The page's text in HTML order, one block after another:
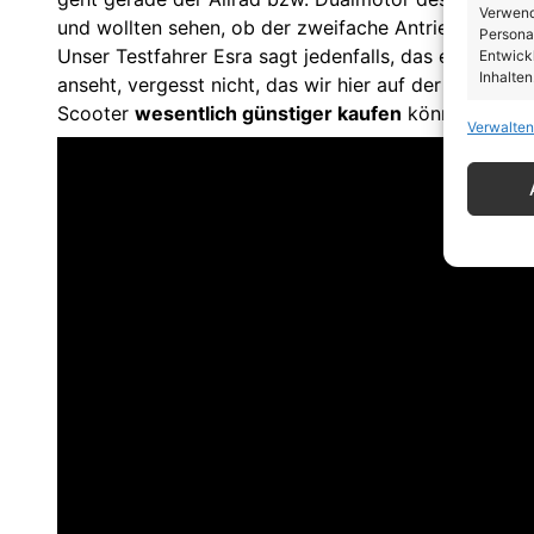
und wollten sehen, ob der zweifache Antrieb im
Unser Testfahrer Esra sagt jedenfalls, das es ein
anseht, vergesst nicht, das wir hier auf der Seite
Scooter wesentlich günstiger kaufen könnt!